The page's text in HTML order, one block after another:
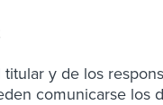
y de los
comunicarse los